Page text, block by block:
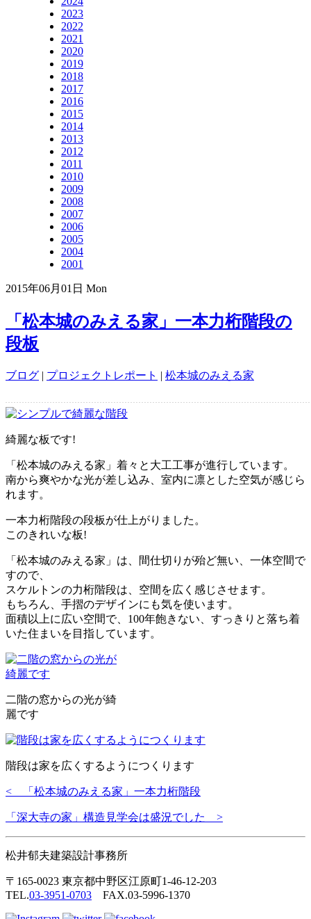
2023
2022
2021
2020
2019
2018
2017
2016
2015
2014
2013
2012
2011
2010
2009
2008
2007
2006
2005
2004
2001
2015年06月01日 Mon
「松本城のみえる家」一本力桁階段の
段板
ブログ | プロジェクトレポート | 松本城のみえる家
綺麗な板です!
「松本城のみえる家」着々と大工工事が進行しています。
南から爽やかな光が差し込み、室内に凛とした空気が感じら
れます。
一本力桁階段の段板が仕上がりました。
このきれいな板!
「松本城のみえる家」は、間仕切りが殆ど無い、一体空間で
すので、
スケルトンの力桁階段は、空間を広く感じさせます。
もちろん、手摺のデザインにも気を使います。
面積以上に広い空間で、100年飽きない、すっきりと落ち着
いた住まいを目指しています。
二階の窓からの光が綺
麗です
階段は家を広くするようにつくります
< 「松本城のみえる家」一本力桁階段
「深大寺の家」構造見学会は盛況でした >
松井郁夫建築設計事務所
〒165-0023 東京都中野区江原町1-46-12-203
TEL.03-3951-0703 FAX.03-5996-1370